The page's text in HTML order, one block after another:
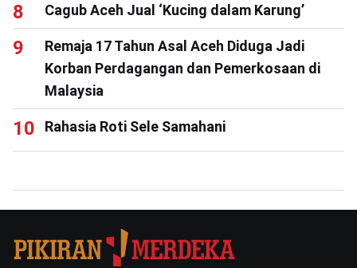
Cagub Aceh Jual ‘Kucing dalam Karung’
Remaja 17 Tahun Asal Aceh Diduga Jadi
Korban Perdagangan dan Pemerkosaan di
Malaysia
Rahasia Roti Sele Samahani